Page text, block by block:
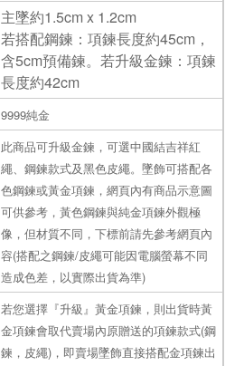
主墜約1.5cm x 1.2cm
若搭配鋼鍊：項鍊長度約45cm，
含5cm預備鍊。若升級金鍊：項鍊
長度約42cm
9999純金
此商品可升級金鍊，可選中國結吉祥紅
繩、鋼鍊款式及黑色皮繩。墜飾可搭配各
色鋼鍊或黃金項鍊，網頁內有商品示意圖
可供參考，黃色鋼鍊與純金項鍊外觀極
像，但材質不同，下標前請先參考網頁內
容(搭配之鋼鍊/皮繩可能因電腦螢幕不同
造成色差，以實際出貨為準)
若您選擇『升級』黃金項鍊，則出貨時黃
金項鍊會取代賣場內原贈送的項鍊款式(鋼
鍊，皮繩)，即賣場墜飾直接搭配金項鍊出